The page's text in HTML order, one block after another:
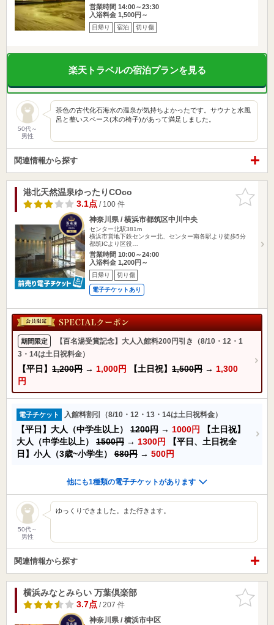
営業時間 14:00～23:30
入浴料金 1,500円～
日帰り 宿泊 切り傷
楽天トラベルの宿泊プランを見る
50代～
男性
茶色の古代化石海水の温泉が気持ちよかったです。サウナと水風
呂と整いスペース(木の椅子)があって満足しました。
関連情報から探す
お気に入
りに追加
港北天然温泉ゆったりCOco
3.1点/ 100 件
神奈川県 / 横浜市都筑区中川中央
センター北駅381m
横浜市営地下鉄センター北、センター南各駅より徒歩5分
都筑ICより区役…
営業時間 10:00～24:00
入浴料金 1,200円～
日帰り 切り傷
電子チケットあり
期間限定
【百名湯受賞記念】大人入館料200円引き（8/10・12・1
3・14は土日祝料金）
【平日】 1,200円 → 1,000円 【土日祝】 1,500円 → 1,300
円
電子チケット 入館料割引（8/10・12・13・14は土日祝料金）
【平日】大人（中学生以上） 1200円 → 1000円
【土日祝】
大人（中学生以上） 1500円 → 1300円
【平日、土日祝全
日】小人（3歳~小学生） 680円 → 500円
他にも1種類の電子チケットがあります
50代～
男性
ゆっくりできました。また行きます。
関連情報から探す
お気に入
りに追加
横浜みなとみらい 万葉倶楽部
3.7点/ 207 件
神奈川県 / 横浜市中区